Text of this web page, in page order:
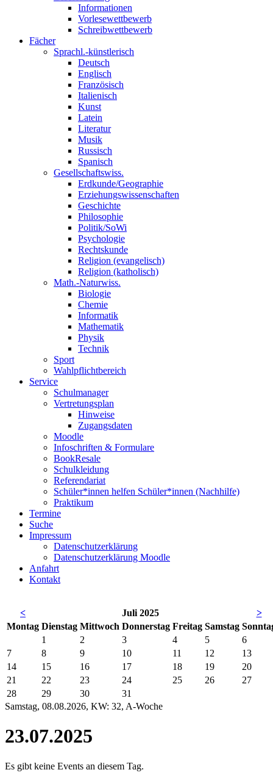
Informationen
Vorlesewettbewerb
Schreibwettbewerb
Fächer
Sprachl.-künstlerisch
Deutsch
Englisch
Französisch
Italienisch
Kunst
Latein
Literatur
Musik
Russisch
Spanisch
Gesellschaftswiss.
Erdkunde/Geographie
Erziehungswissenschaften
Geschichte
Philosophie
Politik/SoWi
Psychologie
Rechtskunde
Religion (evangelisch)
Religion (katholisch)
Math.-Naturwiss.
Biologie
Chemie
Informatik
Mathematik
Physik
Technik
Sport
Wahlpflichtbereich
Service
Schulmanager
Vertretungsplan
Hinweise
Zugangsdaten
Moodle
Infoschriften & Formulare
BookResale
Schulkleidung
Referendariat
Schüler*innen helfen Schüler*innen (Nachhilfe)
Praktikum
Termine
Suche
Impressum
Datenschutzerklärung
Datenschutzerklärung Moodle
Anfahrt
Kontakt
< Juli 2025
>
Montag Dienstag Mittwoch Donnerstag Freitag Samstag So
1
2 3 4 5
6
7
8 9 10 11 12
13
14
15 16 17 18 19
20
21
22 23 24 25 26
27
28
29 30
31
Samstag, 08.08.2026, KW: 32, A-Woche
23.07.2025
Es gibt keine Events an diesem Tag.